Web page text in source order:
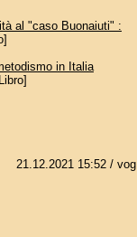
al "caso Buonaiuti" :
in Italia
21.12.2021 15:52/ vog